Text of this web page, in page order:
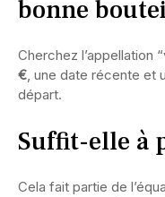
bonne
Cherchez l’appellation
€, une date récente et
départ.
Suffit-elle à
Cela fait partie de